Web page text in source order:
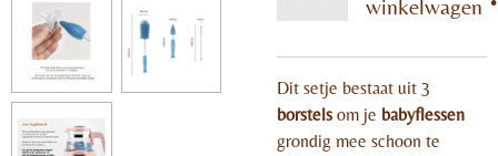
winkelwagen
Dit setje bestaat uit 3
borstels om je babyflessen
grondig mee schoon te